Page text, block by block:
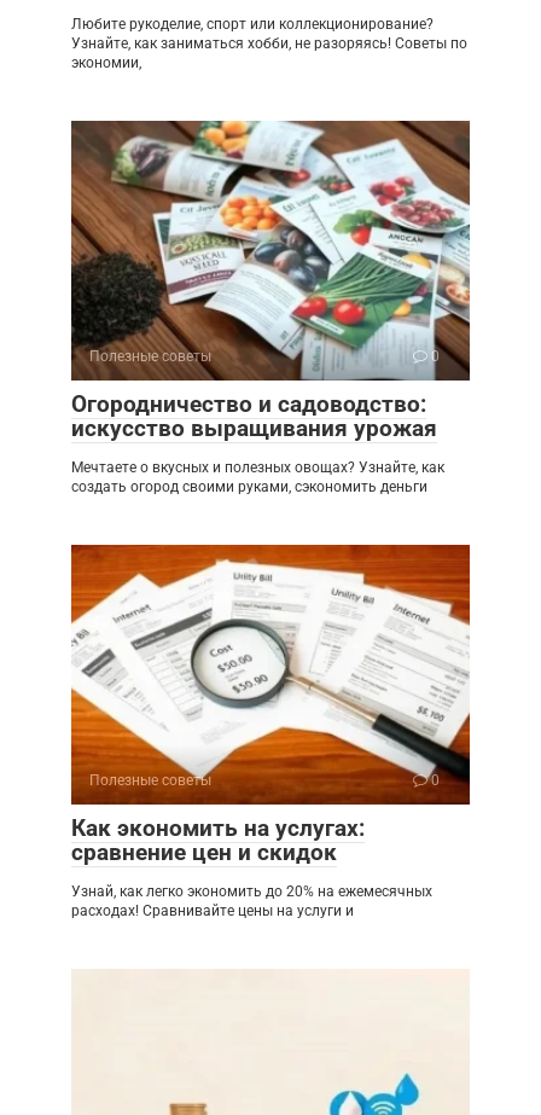
Любите рукоделие, спорт или коллекционирование?
Узнайте, как заниматься хобби, не разоряясь! Советы по
экономии,
Полезные советы 0
Огородничество и садоводство:
искусство выращивания урожая
Мечтаете о вкусных и полезных овощах? Узнайте, как
создать огород своими руками, сэкономить деньги
Полезные советы 0
Как экономить на услугах:
сравнение цен и скидок
Узнай, как легко экономить до 20% на ежемесячных
расходах! Сравнивайте цены на услуги и